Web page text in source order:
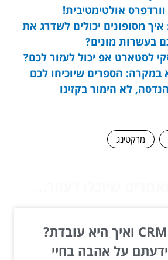
אולטימטיבית!
מסופונים יכולים לשדרג את
בעשרות מונים?
לסטארט אפ יכול לעזור לכם?
הספרים שיוכיחו לכם
לא הימור בקזינו
מרקטינג
מהי מערכת CRM ואיך היא עובדת?
על אהבה בחיי